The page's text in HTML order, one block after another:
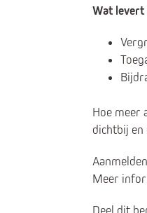
Wat levert
Hoe meer
dichtbij en
Meer